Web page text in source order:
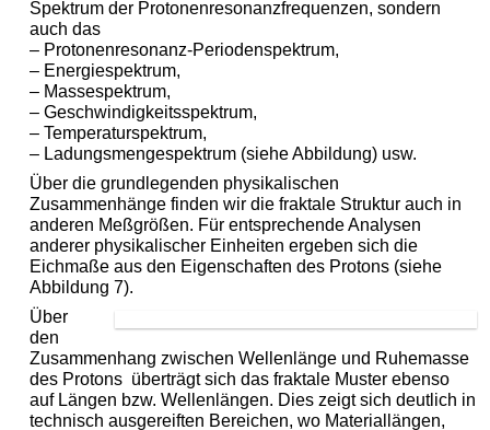
Spektrum der Protonenresonanzfrequenzen, sondern
auch das
– Protonenresonanz-Periodenspektrum,
– Energiespektrum,
– Massespektrum,
– Geschwindigkeitsspektrum,
– Temperaturspektrum,
– Ladungsmengespektrum (siehe Abbildung) usw.
Über die grundlegenden physikalischen
Zusammenhänge finden wir die fraktale Struktur auch in
anderen Meßgrößen. Für entsprechende Analysen
anderer physikalischer Einheiten ergeben sich die
Eichmaße aus den Eigenschaften des Protons (siehe
Abbildung 7).
Über
den
Zusammenhang zwischen Wellenlänge und Ruhemasse
des Protons überträgt sich das fraktale Muster ebenso
auf Längen bzw. Wellenlängen. Dies zeigt sich deutlich in
technisch ausgereiften Bereichen, wo Materiallängen,